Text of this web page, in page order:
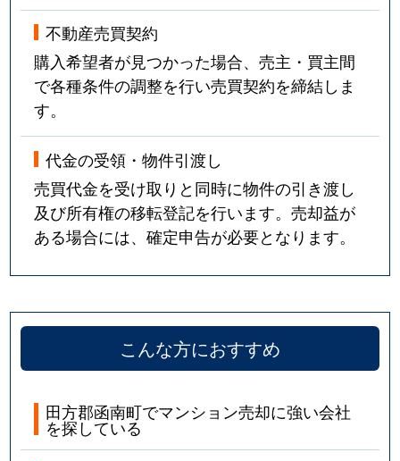
不動産売買契約
購入希望者が見つかった場合、売主・買主間
で各種条件の調整を行い売買契約を締結しま
す。
代金の受領・物件引渡し
売買代金を受け取りと同時に物件の引き渡し
及び所有権の移転登記を行います。売却益が
ある場合には、確定申告が必要となります。
こんな方におすすめ
田方郡函南町でマンション売却に強い会社
を探している